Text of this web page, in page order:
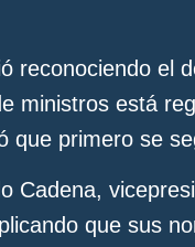
reconociendo el
ministros está
que primero se
Cadena,
que sus